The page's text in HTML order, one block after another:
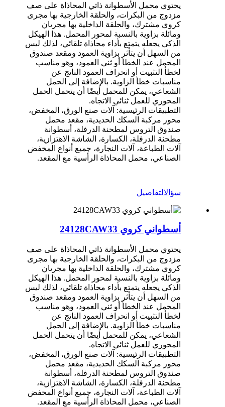
يحتوي محمل الأسطوانة ذاتي المحاذاة على صف
مزدوج من البكرات، والحلقة الخارجية بها مجرى
كروي مشترك، والحلقة الداخلية بها مجرىان
ومائلة بزاوية بالنسبة لمحور المحمل. هذا الهيكل
الذكي يجعله يتمتع بأداء محاذاة تلقائي، لذلك ليس
من السهل أن يتأثر بزاوية العمود ومقعد صندوق
المحمل عند الخطأ أو ثني العمود، وهو مناسب
لخطأ التثبيت أو انحراف العمود الناتج عن
مناسبات خطأ الزاوية. بالإضافة إلى الحمل
الشعاعي، يمكن للمحمل أيضًا أن يتحمل الحمل
المحوري للعمل ثنائي الاتجاه.
التطبيقات الرئيسية: آلات صنع الورق، المخفض،
محور مركبة السكك الحديدية، مقعد محمل
صندوق التروس لمطحنة الدرفلة، أسطوانة
مطحنة الدرفلة، الكسارة، الشاشة الاهتزازية،
آلات الطباعة، آلات النجارة، جميع أنواع المخفض
الصناعي، محمل المحاذاة الرأسية مع المقعد.
سؤالالتفاصيل
أسطواني كروي 24128CAW33
يحتوي محمل الأسطوانة ذاتي المحاذاة على صف
مزدوج من البكرات، والحلقة الخارجية بها مجرى
كروي مشترك، والحلقة الداخلية بها مجرىان
ومائلة بزاوية بالنسبة لمحور المحمل. هذا الهيكل
الذكي يجعله يتمتع بأداء محاذاة تلقائي، لذلك ليس
من السهل أن يتأثر بزاوية العمود ومقعد صندوق
المحمل عند الخطأ أو ثني العمود، وهو مناسب
لخطأ التثبيت أو انحراف العمود الناتج عن
مناسبات خطأ الزاوية. بالإضافة إلى الحمل
الشعاعي، يمكن للمحمل أيضًا أن يتحمل الحمل
المحوري للعمل ثنائي الاتجاه.
التطبيقات الرئيسية: آلات صنع الورق، المخفض،
محور مركبة السكك الحديدية، مقعد محمل
صندوق التروس لمطحنة الدرفلة، أسطوانة
مطحنة الدرفلة، الكسارة، الشاشة الاهتزازية،
آلات الطباعة، آلات النجارة، جميع أنواع المخفض
الصناعي، محمل المحاذاة الرأسية مع المقعد.